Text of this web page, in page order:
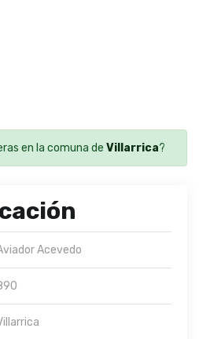
en la comuna de Villarrica?
Acevedo